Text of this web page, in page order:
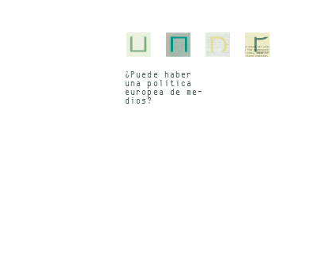
¿Pue­de ha­ber
una po­li­ti­ca
eu­ropea de me­
di­os?